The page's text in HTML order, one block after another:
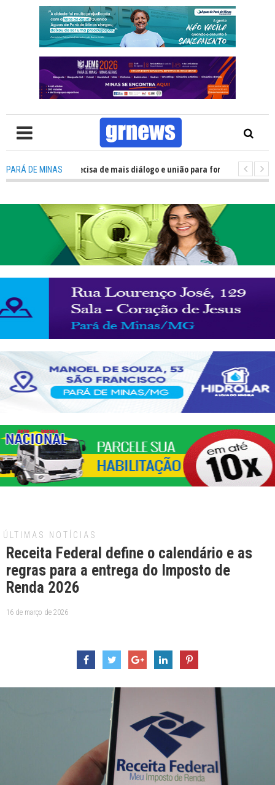
PARÁ DE MINAS
TV: Política precisa de mais diálogo e união para fortalecer Minas e
ÚLTIMAS NOTÍCIAS
Receita Federal define o calendário e as
regras para a entrega do Imposto de
Renda 2026
16 de março de 2026